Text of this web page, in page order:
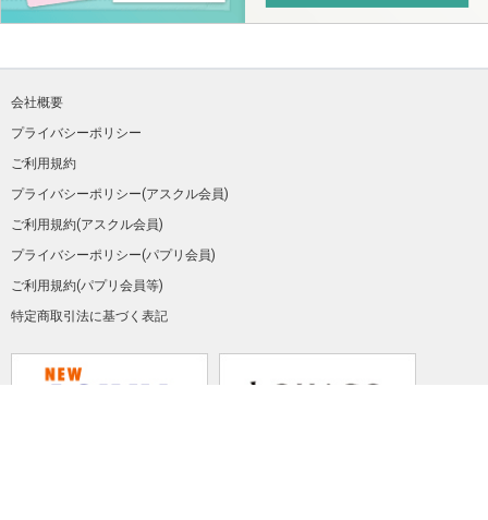
会社概要
プライバシーポリシー
ご利用規約
プライバシーポリシー(アスクル会員)
ご利用規約(アスクル会員)
プライバシーポリシー(パプリ会員)
ご利用規約(パプリ会員等)
特定商取引法に基づく表記